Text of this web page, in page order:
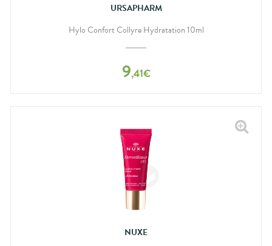
URSAPHARM
Hylo Confort Collyre Hydratation 10ml
9,41€
NUXE